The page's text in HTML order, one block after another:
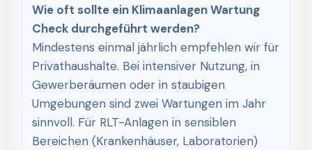
Wie oft sollte ein Klimaanlagen Wartung
Check durchgeführt werden?
Mindestens einmal jährlich empfehlen wir für
Privathaushalte. Bei intensiver Nutzung, in
Gewerberäumen oder in staubigen
Umgebungen sind zwei Wartungen im Jahr
sinnvoll. Für RLT-Anlagen in sensiblen
Bereichen (Krankenhäuser, Laboratorien)